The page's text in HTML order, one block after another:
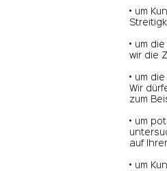
• um
• um
wir die
• um
Wir
zum
• um
auf
• um